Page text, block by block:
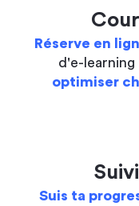
Réserve en
d'e-
optimiser
Suis ta